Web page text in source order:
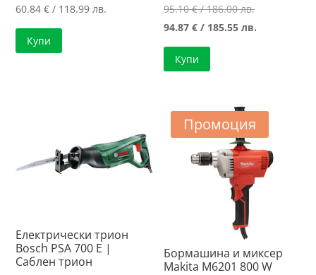
60.84€ / 118.99 лв.
Купи
95.10€/ 186.00 лв.Original
price
94.87€ / 185.55 лв.
Купи
Електрически трион
Bosch PSA 700 E |
Саблен трион
Промоция
Бормашина и миксер
Makita M6201 800 W